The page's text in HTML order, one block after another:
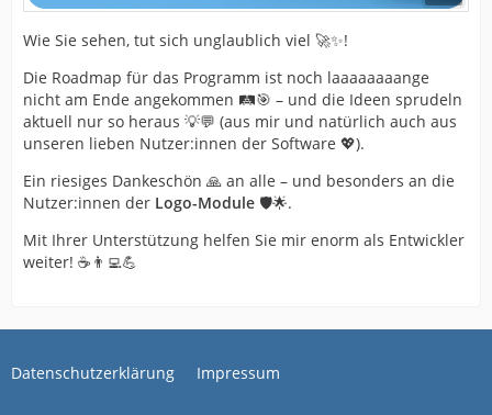
Wie Sie sehen, tut sich unglaublich viel 🚀✨!
Die Roadmap für das Programm ist noch laaaaaaaange
nicht am Ende angekommen 🛤️🎯 – und die Ideen sprudeln
aktuell nur so heraus 💡💬 (aus mir und natürlich auch aus
unseren lieben Nutzer:innen der Software 💖).
Ein riesiges Dankeschön 🙏 an alle – und besonders an die
Nutzer:innen der Logo-Module 🛡️🌟.
Mit Ihrer Unterstützung helfen Sie mir enorm als Entwickler
weiter! ☕️👨‍💻💪
Datenschutzerklärung Impressum